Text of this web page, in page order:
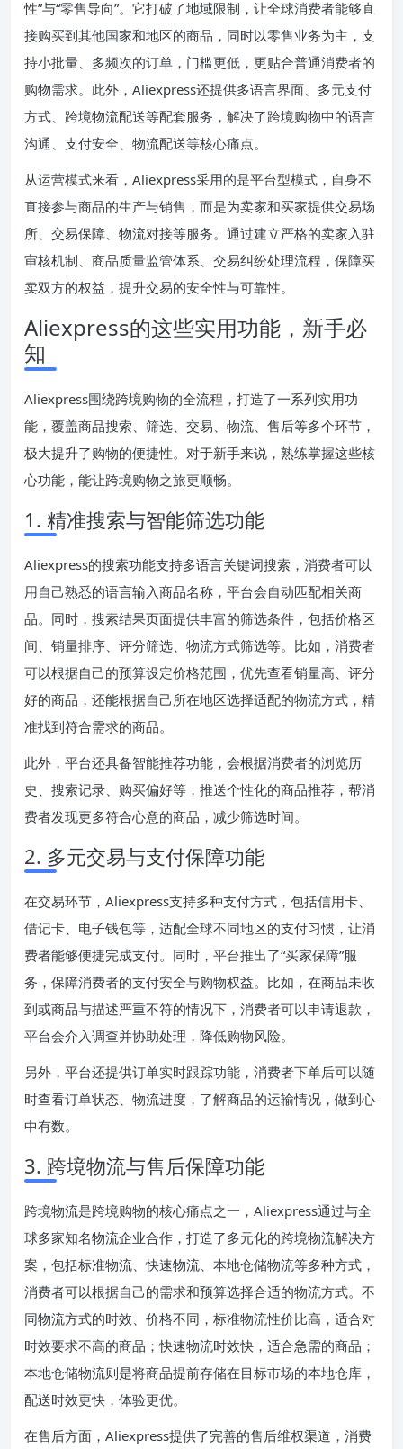
性”与“零售导向”。它打破了地域限制，让全球消费者能够直
接购买到其他国家和地区的商品，同时以零售业务为主，支
持小批量、多频次的订单，门槛更低，更贴合普通消费者的
购物需求。此外，Aliexpress还提供多语言界面、多元支付
方式、跨境物流配送等配套服务，解决了跨境购物中的语言
沟通、支付安全、物流配送等核心痛点。
从运营模式来看，Aliexpress采用的是平台型模式，自身不
直接参与商品的生产与销售，而是为卖家和买家提供交易场
所、交易保障、物流对接等服务。通过建立严格的卖家入驻
审核机制、商品质量监管体系、交易纠纷处理流程，保障买
卖双方的权益，提升交易的安全性与可靠性。
Aliexpress的这些实用功能，新手必
知
Aliexpress围绕跨境购物的全流程，打造了一系列实用功
能，覆盖商品搜索、筛选、交易、物流、售后等多个环节，
极大提升了购物的便捷性。对于新手来说，熟练掌握这些核
心功能，能让跨境购物之旅更顺畅。
1. 精准搜索与智能筛选功能
Aliexpress的搜索功能支持多语言关键词搜索，消费者可以
用自己熟悉的语言输入商品名称，平台会自动匹配相关商
品。同时，搜索结果页面提供丰富的筛选条件，包括价格区
间、销量排序、评分筛选、物流方式筛选等。比如，消费者
可以根据自己的预算设定价格范围，优先查看销量高、评分
好的商品，还能根据自己所在地区选择适配的物流方式，精
准找到符合需求的商品。
此外，平台还具备智能推荐功能，会根据消费者的浏览历
史、搜索记录、购买偏好等，推送个性化的商品推荐，帮消
费者发现更多符合心意的商品，减少筛选时间。
2. 多元交易与支付保障功能
在交易环节，Aliexpress支持多种支付方式，包括信用卡、
借记卡、电子钱包等，适配全球不同地区的支付习惯，让消
费者能够便捷完成支付。同时，平台推出了“买家保障”服
务，保障消费者的支付安全与购物权益。比如，在商品未收
到或商品与描述严重不符的情况下，消费者可以申请退款，
平台会介入调查并协助处理，降低购物风险。
另外，平台还提供订单实时跟踪功能，消费者下单后可以随
时查看订单状态、物流进度，了解商品的运输情况，做到心
中有数。
3. 跨境物流与售后保障功能
跨境物流是跨境购物的核心痛点之一，Aliexpress通过与全
球多家知名物流企业合作，打造了多元化的跨境物流解决方
案，包括标准物流、快速物流、本地仓储物流等多种方式，
消费者可以根据自己的需求和预算选择合适的物流方式。不
同物流方式的时效、价格不同，标准物流性价比高，适合对
时效要求不高的商品；快速物流时效快，适合急需的商品；
本地仓储物流则是将商品提前存储在目标市场的本地仓库，
配送时效更快，体验更优。
在售后方面，Aliexpress提供了完善的售后维权渠道，消费